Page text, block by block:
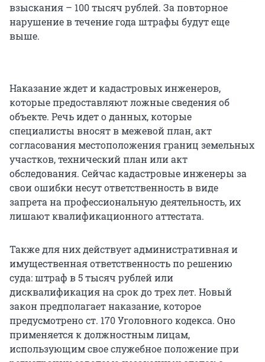
взыскания – 100 тысяч рублей. За повторное
нарушение в течение года штрафы будут еще
выше.
Наказание ждет и кадастровых инженеров,
которые предоставляют ложные сведения об
объекте. Речь идет о данных, которые
специалисты вносят в межевой план, акт
согласования местоположения границ земельных
участков, технический план или акт
обследования. Сейчас кадастровые инженеры за
свои ошибки несут ответственность в виде
запрета на профессиональную деятельность, их
лишают квалификационного аттестата.
Также для них действует административная и
имущественная ответственность по решению
суда: штраф в 5 тысяч рублей или
дисквалификация на срок до трех лет. Новый
закон предполагает наказание, которое
предусмотрено ст. 170 Уголовного кодекса. Оно
применяется к должностным лицам,
использующим свое служебное положение при